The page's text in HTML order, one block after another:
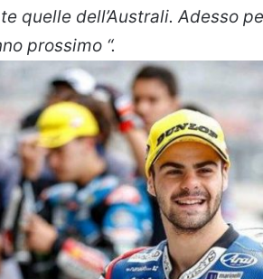
quelle dell’Australi. Adesso
prossimo “.